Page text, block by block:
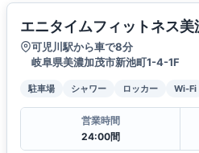
エニタイムフィットネス美
可児川駅から車で8分
岐阜県美濃加茂市新池町1-4-1F
駐車場 シャワー ロッカー Wi-Fi
営業時間
24:00間